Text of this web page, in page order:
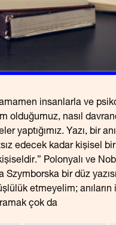
insanlarla ve
olduğumuz, nasıl
yaptığımız. Yazı, bir
edecek kadar kişisel
Polonyalı ve
Szymborska bir düz
etmeyelim;
çok da